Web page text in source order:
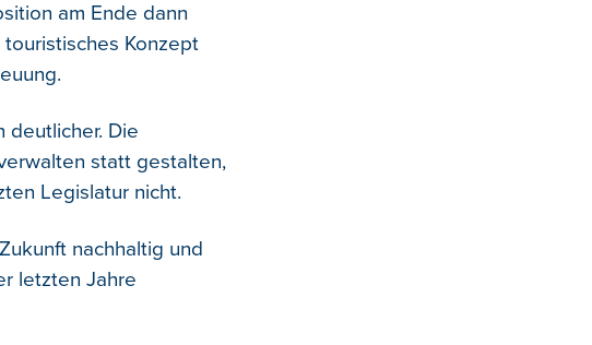
am Ende dann
Konzept
deutlicher. Die
statt gestalten,
Legislatur nicht.
nachhaltig und
letzten Jahre